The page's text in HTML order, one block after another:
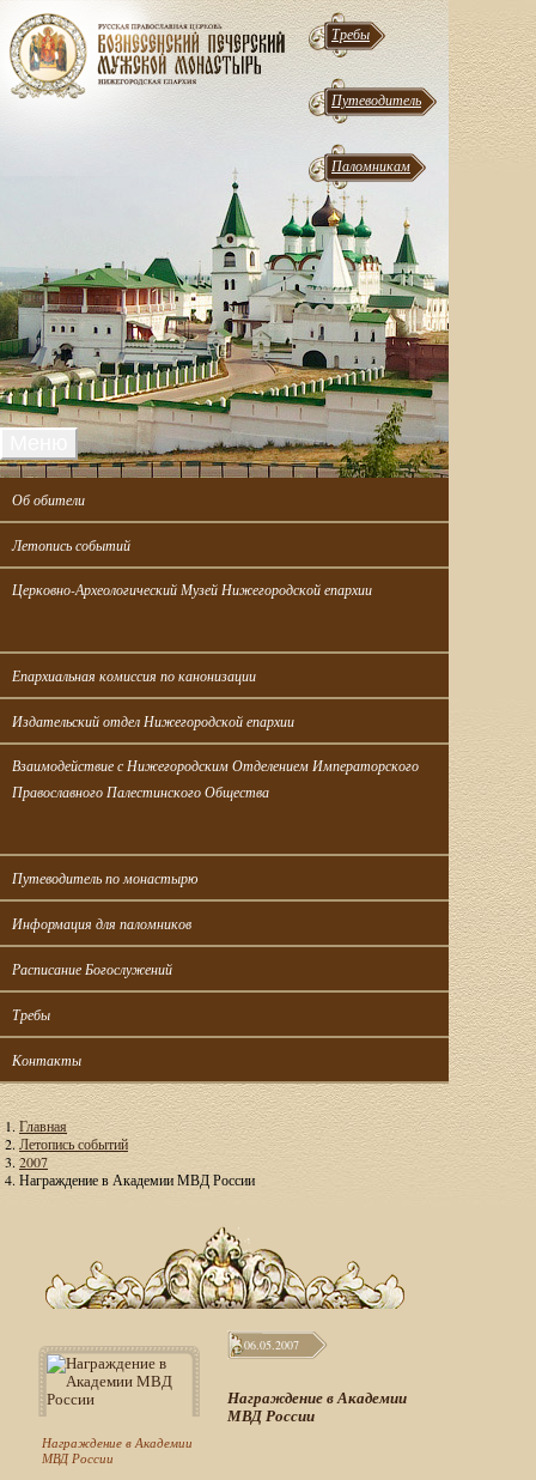
Требы
Путеводитель
Паломникам
Об обители
Летопись событий
Церковно-Археологический Музей Нижегородской епархии
Епархиальная комиссия по канонизации
Издательский отдел Нижегородской епархии
Взаимодействие с Нижегородским Отделением Императорского
Православного Палестинского Общества
Путеводитель по монастырю
Информация для паломников
Расписание Богослужений
Требы
Контакты
Главная
Летопись событий
2007
Награждение в Академии МВД России
Награждение в Академии
МВД России
06.05.2007
Награждение в Академии
МВД России